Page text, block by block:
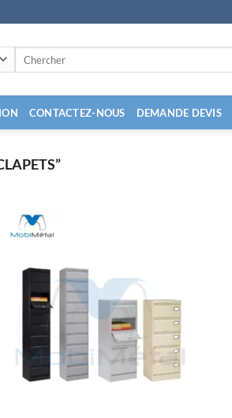
CONTACTEZ-NOUS DEMANDE DEVIS